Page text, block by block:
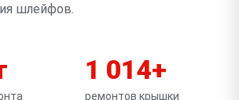
шлейфов.
1 014+
ремонтов крышки